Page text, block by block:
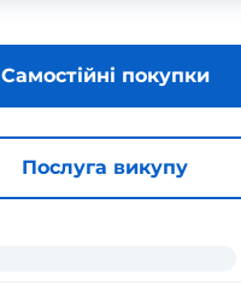
Послуга викупу
Самостійні покупки